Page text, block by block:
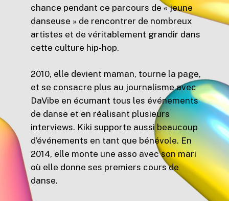
chance pendant ce parcours de « jeune
danseuse » de rencontrer de nombreux
artistes et de véritablement grandir dans
cette culture hip-hop.
2010, elle devient maman, tourne la page,
et se consacre plus au journalisme avec
DaVibe en écumant tous les événements
de danse et en réalisant plusieurs
interviews. Kiki supporte aussi beaucoup
d’événements en tant que bénévole. En
2014, elle monte une asso avec son mari
où elle donne ses premiers cours de
danse.